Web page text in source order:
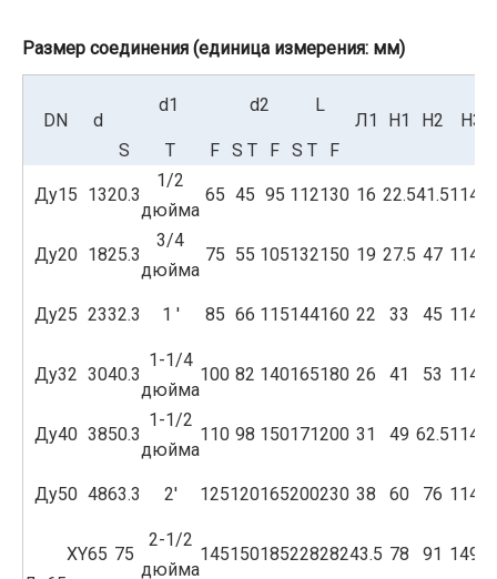
Размер соединения (единица измерения: мм)
DN d
d1 d2 L
Л1 H1 Н2
Н3
S
T F S T F S T F
Ду15 1320.3
1/2
дюйма
65 45 95 112130 16 22.541.5114.5
Ду20 1825.3
3/4
дюйма
75 55 105132150 19 27.5 47 114.5
Ду25 2332.3 1 ' 85 66 115144160 22 33 45 114.5
Ду32 3040.3
1-1/4
дюйма
100 82 140165180 26 41 53 114.5
Ду40 3850.3
1-1/2
дюйма
110 98 150171200 31 49 62.5114.5
Ду50 4863.3 2' 125120165200230 38 60 76 114.5
XY65 75
2-1/2
дюйма
14515018522828243.5 78 91 149.5